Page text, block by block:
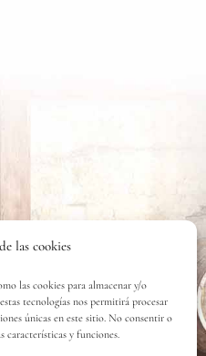
las cookies
las cookies para almacenar y/o
tecnologías nos permitirá procesar
únicas en este sitio. No consentir o
características y funciones.